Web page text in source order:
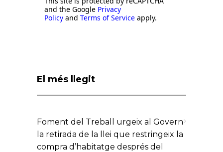
and the Google Privacy
Policy and Terms of Service apply.
El més llegit
Foment del Treball urgeix al Govern
la retirada de la llei que restringeix la
compra d’habitatge després del